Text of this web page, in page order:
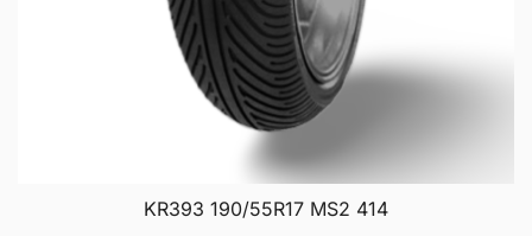
KR393 190/55R17 MS2 414